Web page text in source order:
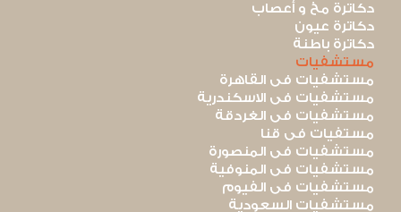
دكاترة مخ و أعصاب
دكاترة عيون
دكاترة باطنة
مستشفيات
مستشفيات فى القاهرة
مستشفيات فى الاسكندرية
مستشفيات فى الغردقة
مستفيات فى قنا
مستشفيات فى المنصورة
مستشفيات فى المنوفية
مستشفيات فى الفيوم
مستشفيات السعودية